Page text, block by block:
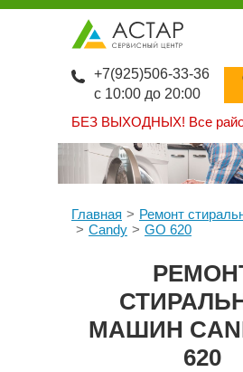
БЕЗ ВЫХОДНЫХ! Все
+7(925)506-33-36
с 10:00 до 20:00
Главная
Ремонт
Candy
GO 620
МАШИН
620